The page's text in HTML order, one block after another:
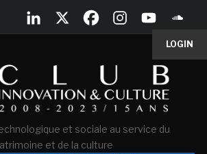
LOGIN
et sociale au service du
et de la culture